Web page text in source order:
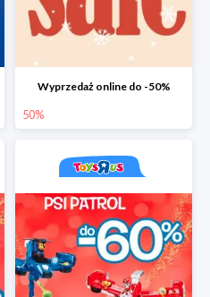
Wyprzedaż online do -50%
50%